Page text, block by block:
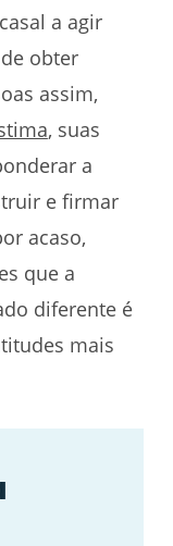
a agir
obter
assim,
, suas
a
e firmar
acaso,
que a
diferente é
mais